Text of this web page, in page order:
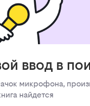
ввод в
микрофона,
найдется